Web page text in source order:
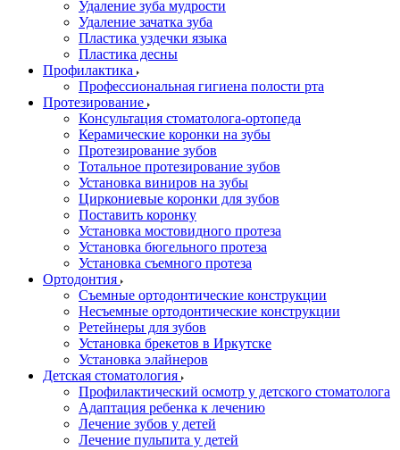
Удаление зуба мудрости
Удаление зачатка зуба
Пластика уздечки языка
Пластика десны
Профилактика
Профессиональная гигиена полости рта
Протезирование
Консультация стоматолога-ортопеда
Керамические коронки на зубы
Протезирование зубов
Тотальное протезирование зубов
Установка виниров на зубы
Циркониевые коронки для зубов
Поставить коронку
Установка мостовидного протеза
Установка бюгельного протеза
Установка съемного протеза
Ортодонтия
Съемные ортодонтические конструкции
Несъемные ортодонтические конструкции
Ретейнеры для зубов
Установка брекетов в Иркутске
Установка элайнеров
Детская стоматология
Профилактический осмотр у детского стоматолога
Адаптация ребенка к лечению
Лечение зубов у детей
Лечение пульпита у детей